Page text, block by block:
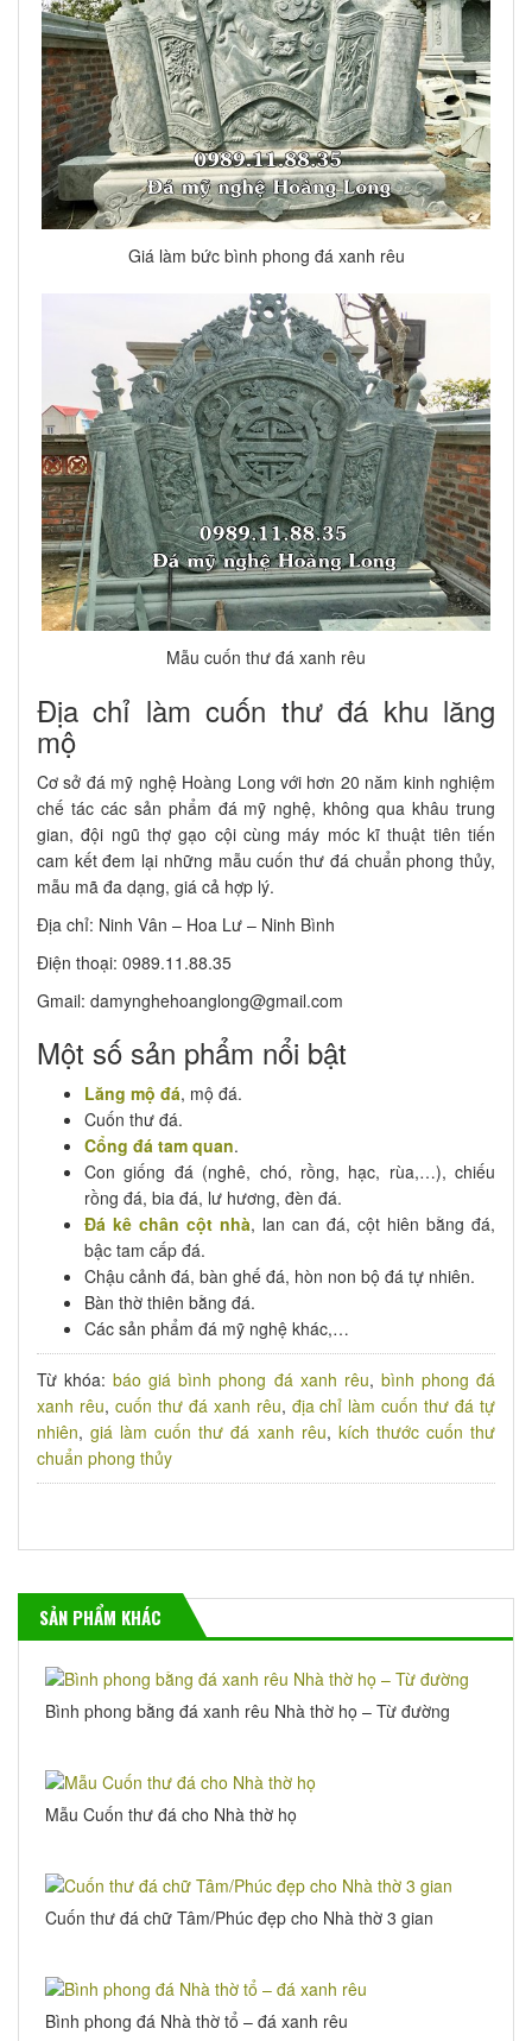
Giá làm bức bình phong đá xanh rêu
Mẫu cuốn thư đá xanh rêu
Địa chỉ làm cuốn thư đá khu lăng
mộ
Cơ sở đá mỹ nghệ Hoàng Long với hơn 20 năm kinh nghiệm
chế tác các sản phẩm đá mỹ nghệ, không qua khâu trung
gian, đội ngũ thợ gạo cội cùng máy móc kĩ thuật tiên tiến
cam kết đem lại những mẫu cuốn thư đá chuẩn phong thủy,
mẫu mã đa dạng, giá cả hợp lý.
Địa chỉ: Ninh Vân – Hoa Lư – Ninh Bình
Điện thoại: 0989.11.88.35
Gmail: damynghehoanglong@gmail.com
Một số sản phẩm nổi bật
Lăng mộ đá, mộ đá.
Cuốn thư đá.
Cổng đá tam quan.
Con giống đá (nghê, chó, rồng, hạc, rùa,…), chiếu
rồng đá, bia đá, lư hương, đèn đá.
Đá kê chân cột nhà, lan can đá, cột hiên bằng đá,
bậc tam cấp đá.
Chậu cảnh đá, bàn ghế đá, hòn non bộ đá tự nhiên.
Bàn thờ thiên bằng đá.
Các sản phẩm đá mỹ nghệ khác,…
Từ khóa:báo giá bình phong đá xanh rêu, bình phong đá
xanh rêu, cuốn thư đá xanh rêu, địa chỉ làm cuốn thư đá tự
nhiên,giá làm cuốn thư đá xanh rêu, kích thước cuốn thư
chuẩn phong thủy
SẢN PHẨM KHÁC
Bình phong bằng đá xanh rêu Nhà thờ họ – Từ đường
Mẫu Cuốn thư đá cho Nhà thờ họ
Cuốn thư đá chữ Tâm/Phúc đẹp cho Nhà thờ 3 gian
Bình phong đá Nhà thờ tổ – đá xanh rêu